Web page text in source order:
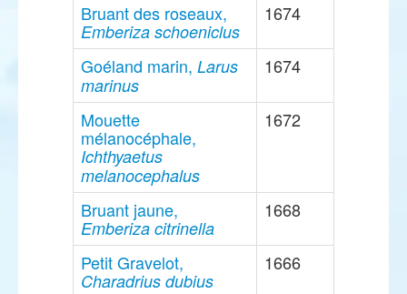
Bruant des roseaux,
Emberiza schoeniclus
1674
Goéland marin, Larus
marinus
1674
Mouette
mélanocéphale,
Ichthyaetus
melanocephalus
1672
Bruant jaune,
Emberiza citrinella
1668
Petit Gravelot,
Charadrius dubius
1666